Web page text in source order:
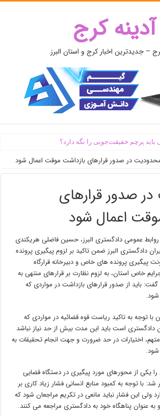
آدینه کرج
– جدیدترین اخبار کرج و استان البرز
پرچم حقیقت‌جویی را نگه دارد؟
در صدور قرارهای بازداشت موقت اعمال شود
صدور قرارهای
اعمال شود
عمومی دادگستری البرز، حسین فاضلی هریکندی
دادگستری البرز ضمن تاکید بر لزوم پیگیری پرونده
پیگیری پرونده های خاص و دبیرخانه قرارگاه
خاص استان، به لزوم نظارت بر قرارهای منتهی به
گفت: باید از صدور قرارهای بازداشت در مواردی که
شود.
توجه به تاکید ریاست قوه قضائیه در مواردی که
دادگستری است باید این مدت بیش از حد نیاز نباشد
اختیارات در حد ضرورت و جهت انجام تحقیقات به
شود.
یکی از محورهای مورد پیگیری در دستگاه قضایی
با توجه به کمبود منابع انسانی فشار زیاد کاری بر
ولی این فشار نباید مانعی در تکریم مراجعان شود که
عنوان پناهگاه خود به دادگستری مراجعه می کنند.